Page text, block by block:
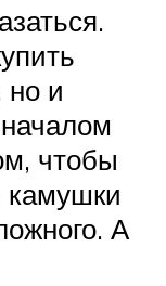
но и
чтобы
камушки
А